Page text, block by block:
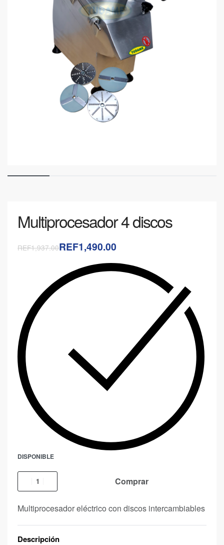
Multiprocesador 4 discos
REF1,937.00REF1,490.00
DISPONIBLE
Comprar
Multiprocesador eléctrico con discos intercambiables
Descripción